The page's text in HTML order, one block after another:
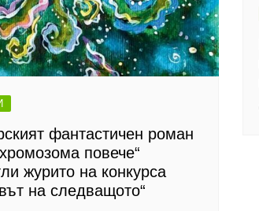
фантастичен роман
повече“
журито на конкурса
на следващото“